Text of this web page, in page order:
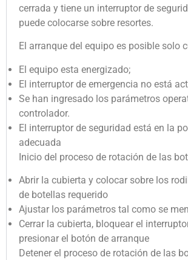
cerrada y tiene un interruptor de
puede colocarse sobre resortes.
El arranque del equipo es posible solo
El equipo esta energizado;
El interruptor de emergencia no está
Se han ingresado los parámetros
controlador.
El interruptor de seguridad está en la
adecuada
Inicio del proceso de rotación de las
Abrir la cubierta y colocar sobre los
de botellas requerido
Ajustar los parámetros tal como se
Cerrar la cubierta, bloquear el
presionar el botón de arranque
Detener el proceso de rotación de las